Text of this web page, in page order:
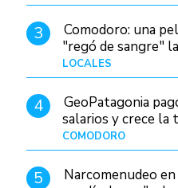
3
Comodoro: una
"regó de sangre"
LOCALES
4
GeoPatagonia
salarios y crece
COMODORO
5
Narcomenudeo